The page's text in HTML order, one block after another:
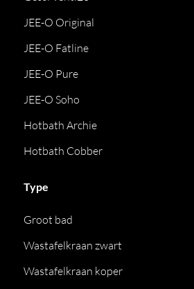
JEE-O Original
JEE-O Fatline
JEE-O Pure
JEE-O Soho
Hotbath Archie
Hotbath Cobber
Type
Groot bad
Wastafelkraan zwart
Wastafelkraan koper